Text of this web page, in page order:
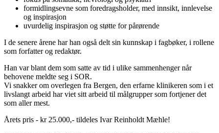
formidlingsevne som foredragsholder, med innsikt, innlevelse
og inspirasjon
uvurdelig inspirasjon og støtte for pårørende
I de senere årene har han også delt sin kunnskap i fagbøker, i rollene
som forfatter og redaktør.
Han var blant dem som satte av tid i ulike sammenhenger når
behovene meldte seg i SOR.
Vi snakker om overlegen fra Bergen, den erfarne klinikeren som i et
livslangt arbeid har viet sitt arbeid til målgrupper som fortjener det
som aller mest.
Årets pris - kr 25.000,- tildeles Ivar Reinholdt Mæhle!